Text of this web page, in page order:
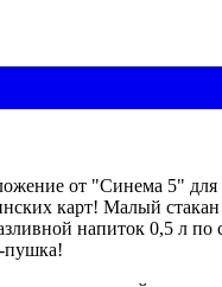
от "Синема 5" для
карт! Малый стакан
напиток 0,5 л по
пушка!